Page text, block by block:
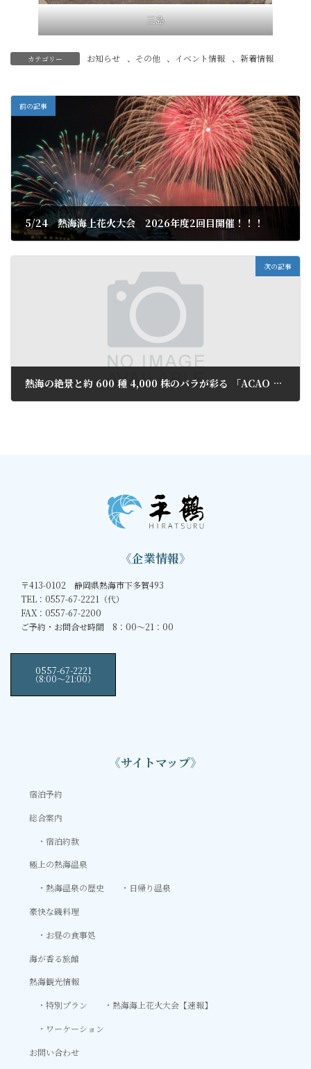
三島
カテゴリー お知らせ 、 その他 、 イベント情報 、 新着情報
前の記事
5/24 熱海海上花火大会 2026年度2回目開催！！！
次の記事
熱海の絶景と約 600 種 4,000 株のバラが彩る 「ACAO ROSE FESTA 2026」 6月 7 日（日）まで開催！
《企業情報》
〒413-0102 静岡県熱海市下多賀493
TEL：0557-67-2221（代）
FAX：0557-67-2200
ご予約・お問合せ時間 8：00～21：00
0557-67-2221
（8:00〜21:00）
《サイトマップ》
宿泊予約
総合案内
宿泊約款
極上の熱海温泉
熱海温泉の歴史
日帰り温泉
豪快な磯料理
お昼の食事処
海が香る旅館
熱海観光情報
特別プラン
熱海海上花火大会【速報】
ワーケーション
お問い合わせ